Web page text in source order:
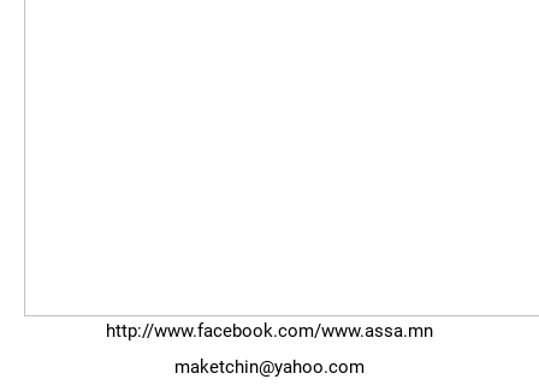
http://www.facebook.com/www.assa.mn
maketchin@yahoo.com